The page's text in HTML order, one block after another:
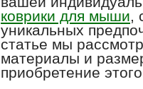
коврики для мыши,
уникальных
статье мы
материалы и
приобретение